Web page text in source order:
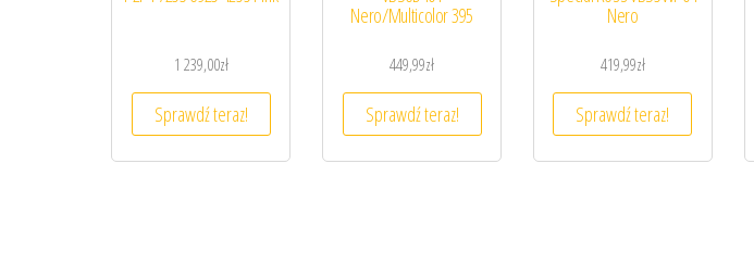
1 239,00zł
Sprawdź teraz!
Nero/Multicolor 395
449,99zł
Sprawdź teraz!
Nero
419,99zł
Sprawdź teraz!